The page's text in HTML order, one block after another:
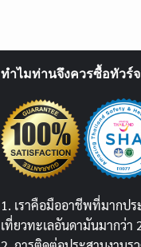
ทำไมท่านจึงควรซื้อทัวร์จ
1. เราคือมืออาชีพที่มากป
เที่ยวทะเลอันดามันมากว่า